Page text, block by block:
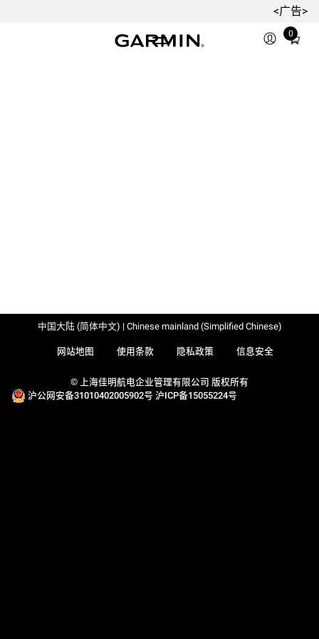
<广告>
0
Total
© 上海佳明航电企业管理有限公司 版权所有
沪公网安备31010402005902号 沪ICP备15055224号
网站地图 使用条款 隐私政策 信息安全
中国大陆 (简体中文) | Chinese mainland (Simplified Chinese)